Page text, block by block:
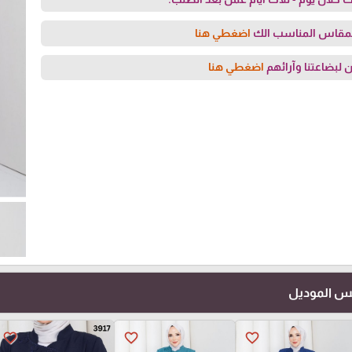
المناسب الك اضغطي هنا
لبضاعتنا وآرائهم اضغطي هنا
الموديل
favorite_border
favorite_border
favorite_border